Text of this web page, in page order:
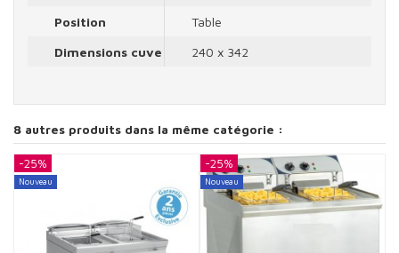
Position
Table
Dimensions cuve
240 x 342
8 autres produits dans la même catégorie :
-25%
Nouveau
-25%
Nouveau